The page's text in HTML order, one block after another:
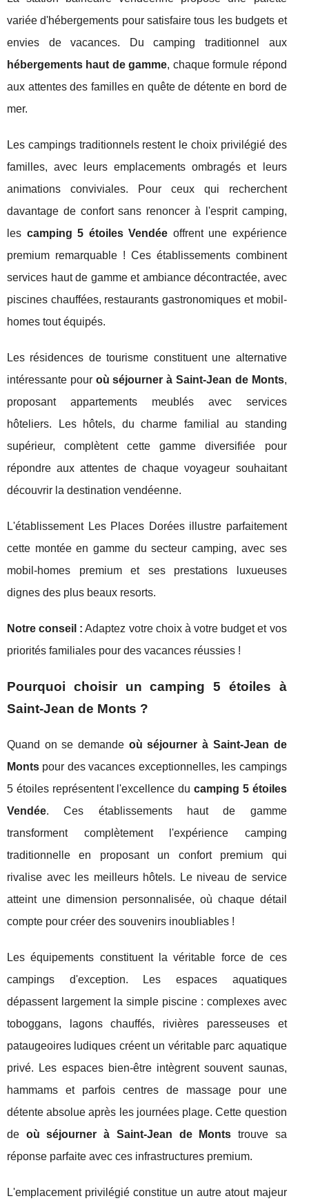
variée d'hébergements pour satisfaire tous les budgets et
envies de vacances. Du camping traditionnel aux
hébergements haut de gamme, chaque formule répond
aux attentes des familles en quête de détente en bord de
mer.
Les campings traditionnels restent le choix privilégié des
familles, avec leurs emplacements ombragés et leurs
animations conviviales. Pour ceux qui recherchent
davantage de confort sans renoncer à l'esprit camping,
les camping 5 étoiles Vendée offrent une expérience
premium remarquable ! Ces établissements combinent
services haut de gamme et ambiance décontractée, avec
piscines chauffées, restaurants gastronomiques et mobil-
homes tout équipés.
Les résidences de tourisme constituent une alternative
intéressante pour où séjourner à Saint-Jean de Monts,
proposant appartements meublés avec services
hôteliers. Les hôtels, du charme familial au standing
supérieur, complètent cette gamme diversifiée pour
répondre aux attentes de chaque voyageur souhaitant
découvrir la destination vendéenne.
L'établissement Les Places Dorées illustre parfaitement
cette montée en gamme du secteur camping, avec ses
mobil-homes premium et ses prestations luxueuses
dignes des plus beaux resorts.
Notre conseil : Adaptez votre choix à votre budget et vos
priorités familiales pour des vacances réussies !
Pourquoi choisir un camping 5 étoiles à
Saint-Jean de Monts ?
Quand on se demande où séjourner à Saint-Jean de
Monts pour des vacances exceptionnelles, les campings
5 étoiles représentent l'excellence du camping 5 étoiles
Vendée. Ces établissements haut de gamme
transforment complètement l'expérience camping
traditionnelle en proposant un confort premium qui
rivalise avec les meilleurs hôtels. Le niveau de service
atteint une dimension personnalisée, où chaque détail
compte pour créer des souvenirs inoubliables !
Les équipements constituent la véritable force de ces
campings d'exception. Les espaces aquatiques
dépassent largement la simple piscine : complexes avec
toboggans, lagons chauffés, rivières paresseuses et
pataugeoires ludiques créent un véritable parc aquatique
privé. Les espaces bien-être intègrent souvent saunas,
hammams et parfois centres de massage pour une
détente absolue après les journées plage. Cette question
de où séjourner à Saint-Jean de Monts trouve sa
réponse parfaite avec ces infrastructures premium.
L'emplacement privilégié constitue un autre atout majeur